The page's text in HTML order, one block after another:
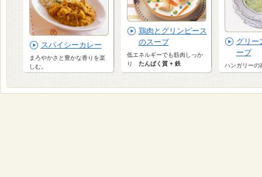
スパイシーカレー
まろやかさと豊かな香りを楽
しむ。
鶏肉とグリンピース
のスープ
低エネルギーでも筋肉しっか
り たんぱく質 + 鉄
グリー
ープ
ハンガリーの